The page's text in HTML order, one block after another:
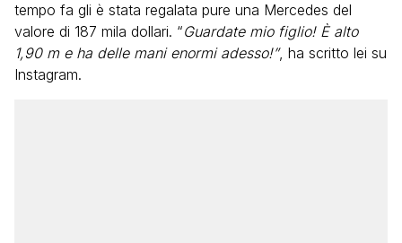
tempo fa gli è stata regalata pure una Mercedes del
valore di 187 mila dollari. “Guardate mio figlio! È alto
1,90 m e ha delle mani enormi adesso!”, ha scritto lei su
Instagram.